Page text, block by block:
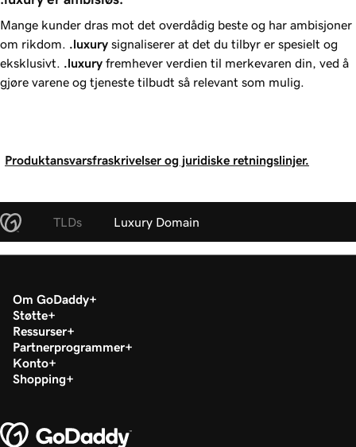
Mange kunder dras mot det overdådig beste og har ambisjoner
om rikdom.
.luxury signaliserer at det du tilbyr er spesielt og
eksklusivt.
.luxury fremhever verdien til merkevaren din, ved å
gjøre varene og tjeneste tilbudt så relevant som mulig.
Produktansvarsfraskrivelser og juridiske retningslinjer.
TLDs Luxury Domain
Om GoDaddy
Støtte
Ressurser
Partnerprogrammer
Konto
Shopping